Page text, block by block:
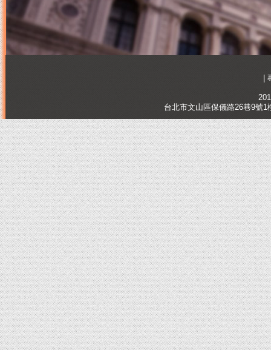
|
台北市文山區保儀路26巷9號1